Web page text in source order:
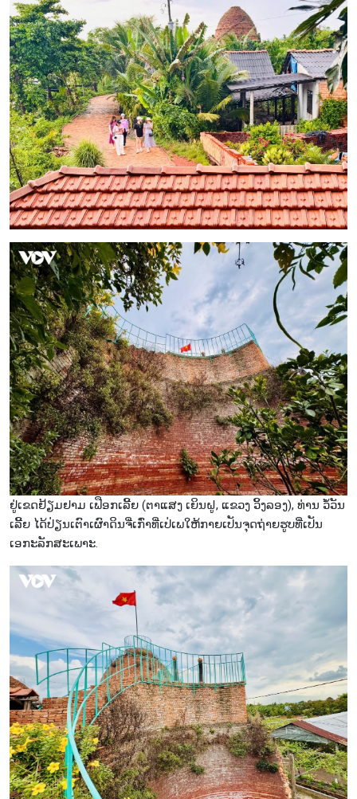
ຢູ່ເຂດຢ້ຽມຢາມ ເຟືອກເລີ້ຍ (ຕາແສງ ເຍິນຝູ, ແຂວງ ວິ້ງລອງ), ທ່ານ ວໍ້ວັນ
ເລີ້ຍ ໄດ້ປ່ຽນເຕົາເຜົາດິນຈີ່ເກົ່າທີ່ເປ່ເພໃຫ້ກາຍເປັນຈຸດຖ່າຍຮູບທີ່ເປັນ
ເອກະລັກສະເພາະ.